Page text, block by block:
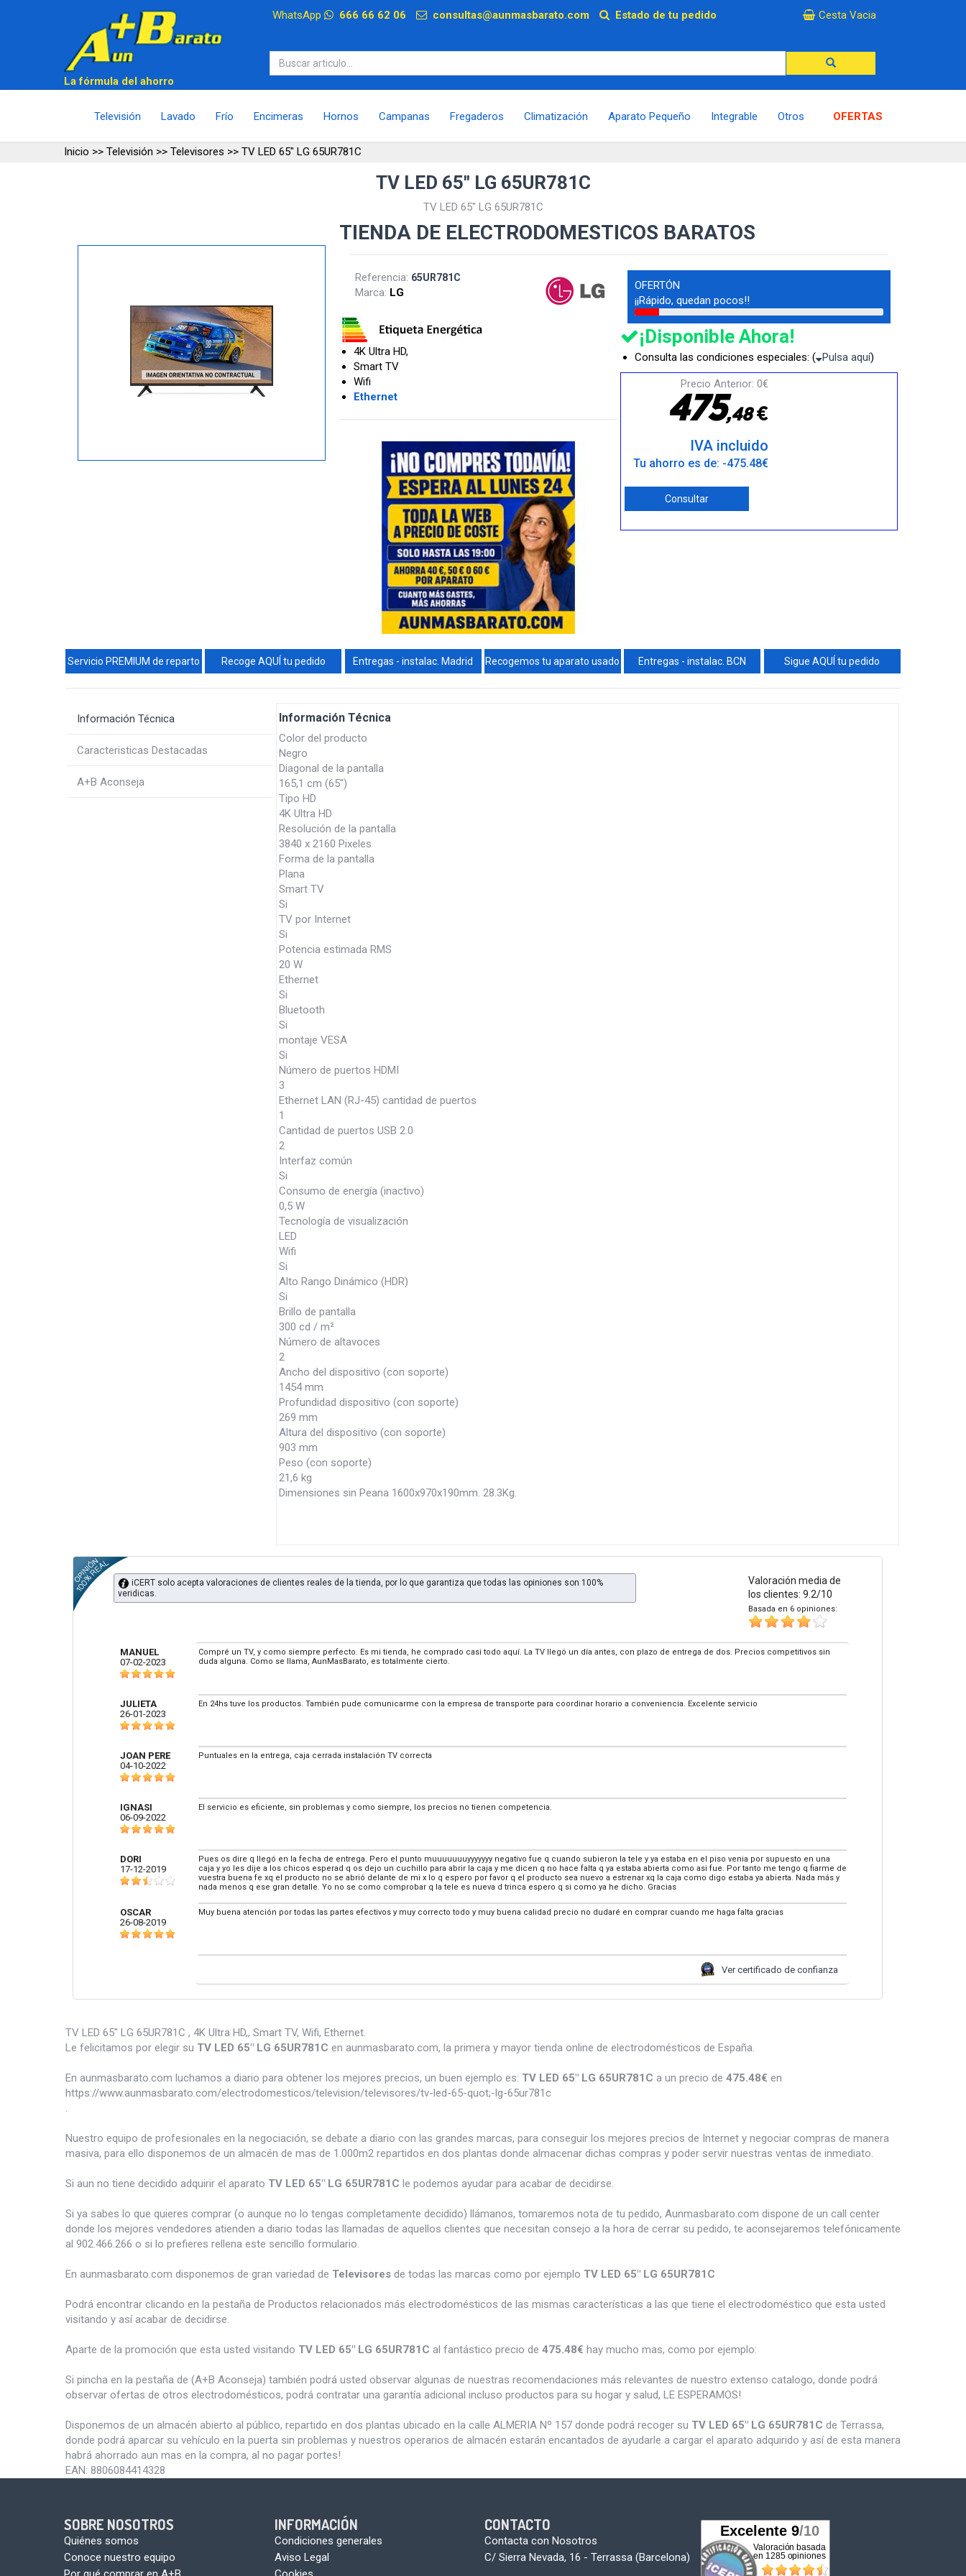
WhatsApp 666 66 62 06 consultas@aunmasbarato.com Estado de tu pedido Cesta Vacia
La fórmula del ahorro
Televisión Lavado Frío Encimeras Hornos Campanas Fregaderos Climatización Aparato Pequeño Integrable Otros OFERTAS
Inicio >> Televisión >> Televisores >> TV LED 65" LG 65UR781C
TV LED 65" LG 65UR781C
TV LED 65" LG 65UR781C
TIENDA DE ELECTRODOMESTICOS BARATOS
Referencia: 65UR781C
Marca: LG
4K Ultra HD,
Smart TV
Wifi
Ethernet
OFERTÓN
¡¡Rápido, quedan pocos!!
¡Disponible Ahora!
Consulta las condiciones especiales: ( Pulsa aquí)
Precio Anterior: 0€
475,48€
IVA incluido
Tu ahorro es de: -475.48€
Consultar
Servicio PREMIUM de reparto Recoge AQUÍ tu pedido Entregas - instalac. Madrid Recogemos tu aparato usado Entregas - instalac. BCN Sigue AQUÍ tu pedido
Información Técnica
Caracteristicas Destacadas
A+B Aconseja
Información Técnica
Color del producto
Negro
Diagonal de la pantalla
165,1 cm (65")
Tipo HD
4K Ultra HD
Resolución de la pantalla
3840 x 2160 Pixeles
Forma de la pantalla
Plana
Smart TV
Si
TV por Internet
Si
Potencia estimada RMS
20 W
Ethernet
Si
Bluetooth
Si
montaje VESA
Si
Número de puertos HDMI
3
Ethernet LAN (RJ-45) cantidad de puertos
1
Cantidad de puertos USB 2.0
2
Interfaz común
Si
Consumo de energía (inactivo)
0,5 W
Tecnología de visualización
LED
Wifi
Si
Alto Rango Dinámico (HDR)
Si
Brillo de pantalla
300 cd / m²
Número de altavoces
2
Ancho del dispositivo (con soporte)
1454 mm
Profundidad dispositivo (con soporte)
269 mm
Altura del dispositivo (con soporte)
903 mm
Peso (con soporte)
21,6 kg
Dimensiones sin Peana 1600x970x190mm. 28.3Kg.
Valoración media de
los clientes: 9.2/10
Basada en 6 opiniones:
iCERT solo acepta valoraciones de clientes reales de la tienda, por lo que garantiza que todas las opiniones son 100%
veridicas.
MANUEL
07-02-2023
Compré un TV, y como siempre perfecto. Es mi tienda, he comprado casi todo aquí. La TV llegó un día antes, con plazo de entrega de dos. Precios competitivos sin
duda alguna. Como se llama, AunMasBarato, es totalmente cierto.
JULIETA
26-01-2023
En 24hs tuve los productos. También pude comunicarme con la empresa de transporte para coordinar horario a conveniencia. Excelente servicio
JOAN PERE
04-10-2022
Puntuales en la entrega, caja cerrada instalación TV correcta
IGNASI
06-09-2022
El servicio es eficiente, sin problemas y como siempre, los precios no tienen competencia.
DORI
17-12-2019
Pues os dire q llegó en la fecha de entrega. Pero el punto muuuuuuuyyyyyyy negativo fue q cuando subieron la tele y ya estaba en el piso venia por supuesto en una
caja y yo les dije a los chicos esperad q os dejo un cuchillo para abrir la caja y me dicen q no hace falta q ya estaba abierta como asi fue. Por tanto me tengo q fiarme de
vuestra buena fe xq el producto no se abrió delante de mi x lo q espero por favor q el producto sea nuevo a estrenar xq la caja como digo estaba ya abierta. Nada más y
nada menos q ese gran detalle. Yo no se como comprobar q la tele es nueva d trinca espero q si como ya he dicho. Gracias
OSCAR
26-08-2019
Muy buena atención por todas las partes efectivos y muy correcto todo y muy buena calidad precio no dudaré en comprar cuando me haga falta gracias
Ver certificado de confianza
TV LED 65" LG 65UR781C , 4K Ultra HD,, Smart TV, Wifi, Ethernet.
Le felicitamos por elegir su TV LED 65" LG 65UR781C en aunmasbarato.com, la primera y mayor tienda online de electrodomésticos de España.
En aunmasbarato.com luchamos a diario para obtener los mejores precios, un buen ejemplo es: TV LED 65" LG 65UR781C a un precio de 475.48€ en
https://www.aunmasbarato.com/electrodomesticos/television/televisores/tv-led-65-quot;-lg-65ur781c
.
Nuestro equipo de profesionales en la negociación, se debate a diario con las grandes marcas, para conseguir los mejores precios de Internet y negociar compras de manera
masiva, para ello disponemos de un almacén de mas de 1.000m2 repartidos en dos plantas donde almacenar dichas compras y poder servir nuestras ventas de inmediato.
Si aun no tiene decidido adquirir el aparato TV LED 65" LG 65UR781C le podemos ayudar para acabar de decidirse.
Si ya sabes lo que quieres comprar (o aunque no lo tengas completamente decidido) llámanos, tomaremos nota de tu pedido, Aunmasbarato.com dispone de un call center
donde los mejores vendedores atienden a diario todas las llamadas de aquellos clientes que necesitan consejo a la hora de cerrar su pedido, te aconsejaremos telefónicamente
al 902.466.266 o si lo prefieres rellena este sencillo formulario.
En aunmasbarato.com disponemos de gran variedad de Televisores de todas las marcas como por ejemplo TV LED 65" LG 65UR781C
Podrá encontrar clicando en la pestaña de Productos relacionados más electrodomésticos de las mismas características a las que tiene el electrodoméstico que esta usted
visitando y así acabar de decidirse.
Aparte de la promoción que esta usted visitando TV LED 65" LG 65UR781C al fantástico precio de 475.48€ hay mucho mas, como por ejemplo:
Si pincha en la pestaña de (A+B Aconseja) también podrá usted observar algunas de nuestras recomendaciones más relevantes de nuestro extenso catalogo, donde podrá
observar ofertas de otros electrodomésticos, podrá contratar una garantía adicional incluso productos para su hogar y salud, LE ESPERAMOS!
Disponemos de un almacén abierto al público, repartido en dos plantas ubicado en la calle ALMERIA Nº 157 donde podrá recoger su TV LED 65" LG 65UR781C de Terrassa,
donde podrá aparcar su vehículo en la puerta sin problemas y nuestros operarios de almacén estarán encantados de ayudarle a cargar el aparato adquirido y así de esta manera
habrá ahorrado aun mas en la compra, al no pagar portes!
EAN: 8806084414328
SOBRE NOSOTROS
Quiénes somos
Conoce nuestro equipo
INFORMACIÓN
Condiciones generales
Aviso Legal
CONTACTO
Contacta con Nosotros
C/ Sierra Nevada, 16 - Terrassa (Barcelona)